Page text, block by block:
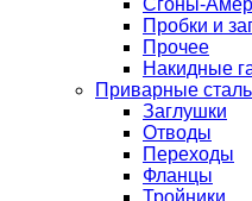
Пробки и
Прочее
Накидные
Приварные
Заглушки
Отводы
Переходы
Фланцы
Тройники